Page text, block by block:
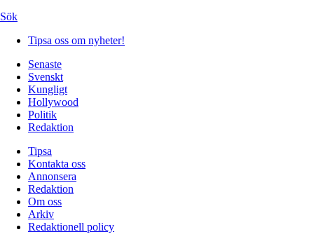
Sök
Tipsa oss om nyheter!
Senaste
Svenskt
Kungligt
Hollywood
Politik
Redaktion
Tipsa
Kontakta oss
Annonsera
Redaktion
Om oss
Arkiv
Redaktionell policy